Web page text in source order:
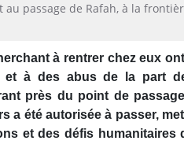
passage de Rafah, à la
à rentrer chez eux
et à des abus de la part
près du point de
a été autorisée à passer,
et des défis humanitaires